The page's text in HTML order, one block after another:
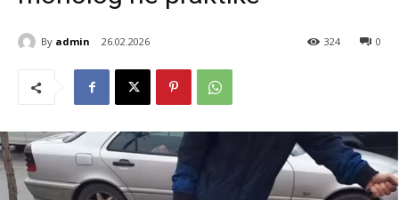
By admin 26.02.2026 0
324